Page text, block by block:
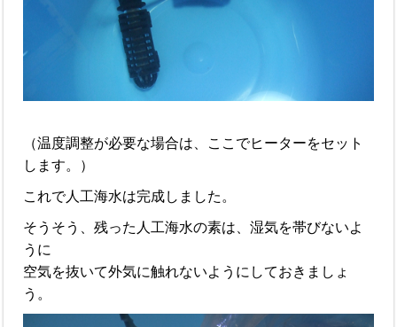
（温度調整が必要な場合は、ここでヒーターをセット
します。）
これで人工海水は完成しました。
そうそう、残った人工海水の素は、湿気を帯びないよ
うに
空気を抜いて外気に触れないようにしておきましょ
う。